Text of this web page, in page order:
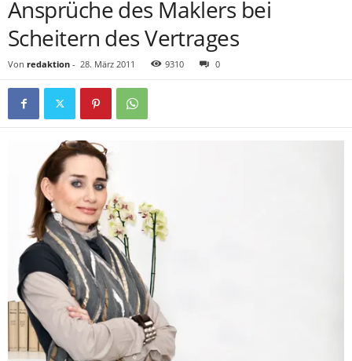
Ansprüche des Maklers bei
Scheitern des Vertrages
Von redaktion - 28. März 2011 9310 0